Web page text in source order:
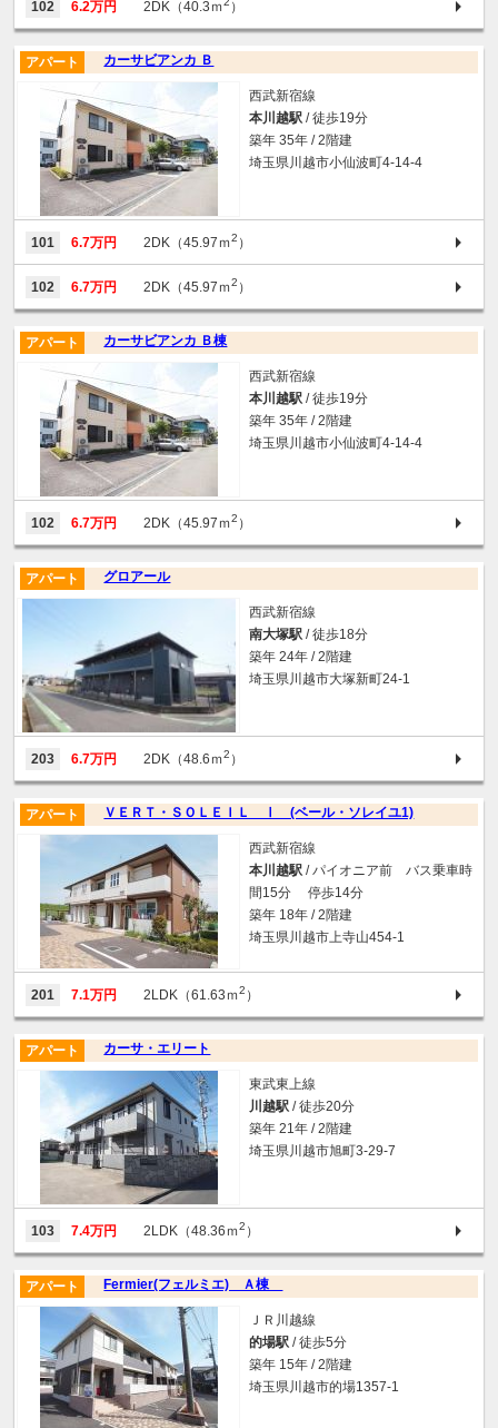
102 6.2万円 2DK（40.3ｍ ）
カーサビアンカ Ｂ
アパート
西武新宿線
本川越駅 / 徒歩19分
築年 35年 / 2階建
埼玉県川越市小仙波町4-14-4
101 6.7万円 2DK（45.97ｍ2 ）
102 6.7万円 2DK（45.97ｍ2 ）
カーサビアンカ Ｂ棟
アパート
西武新宿線
本川越駅 / 徒歩19分
築年 35年 / 2階建
埼玉県川越市小仙波町4-14-4
102 6.7万円 2DK（45.97ｍ2 ）
グロアール
アパート
西武新宿線
南大塚駅 / 徒歩18分
築年 24年 / 2階建
埼玉県川越市大塚新町24-1
203 6.7万円 2DK（48.6ｍ2 ）
ＶＥＲＴ・ＳＯＬＥＩＬ Ⅰ (ベール・ソレイユ1)
アパート
西武新宿線
本川越駅 / パイオニア前 バス乗車時
間15分 停歩14分
築年 18年 / 2階建
埼玉県川越市上寺山454-1
201 7.1万円 2LDK（61.63ｍ2 ）
カーサ・エリート
アパート
東武東上線
川越駅 / 徒歩20分
築年 21年 / 2階建
埼玉県川越市旭町3-29-7
103 7.4万円 2LDK（48.36ｍ2 ）
Fermier(フェルミエ) Ａ棟
アパート
ＪＲ川越線
的場駅 / 徒歩5分
築年 15年 / 2階建
埼玉県川越市的場1357-1